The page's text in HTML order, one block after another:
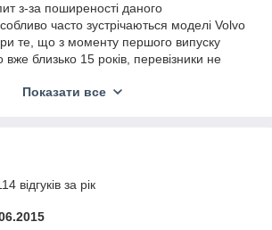
з-за поширеності даного
часто зустрічаються моделі Volvo
те, що з моменту першого випуску
близько 15 років, перевізники не
європейським стандартам. По-друге —
для придбання через даний каталог.
так і оптовими партіями різних
представникам бізнесу, що
Показати все
відгуків за рік